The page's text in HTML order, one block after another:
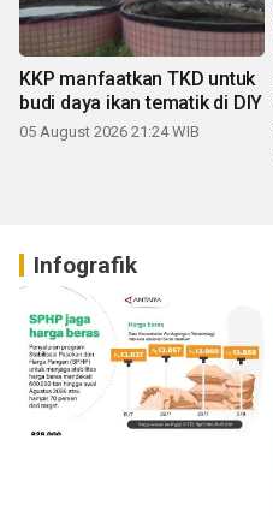
KKP manfaatkan TKD untuk
budi daya ikan tematik di DIY
05 August 2026 21:24 WIB
Infografik